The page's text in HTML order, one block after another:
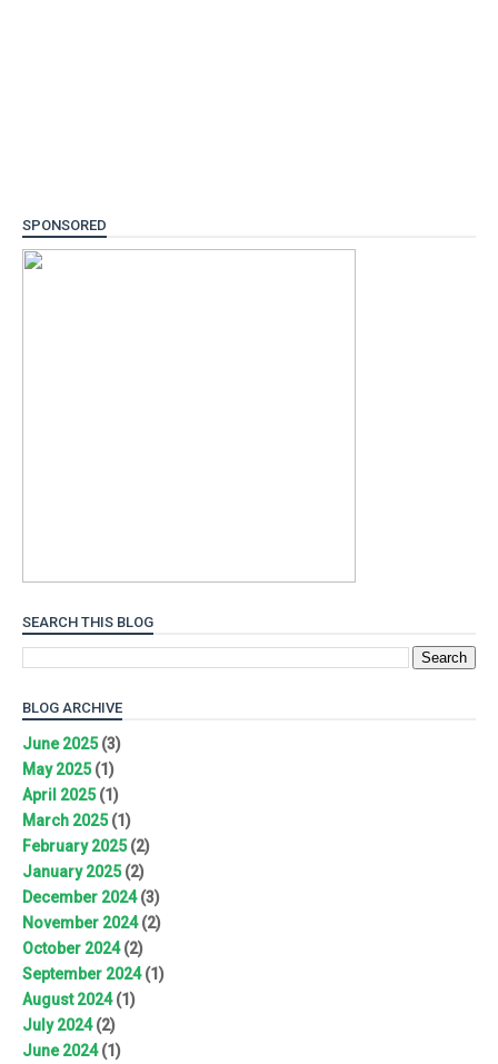
SPONSORED
SEARCH THIS BLOG
BLOG ARCHIVE
June 2025(3)
May 2025(1)
April 2025(1)
March 2025(1)
February 2025(2)
January 2025(2)
December 2024(3)
November 2024(2)
October 2024(2)
September 2024(1)
August 2024(1)
July 2024(2)
June 2024(1)